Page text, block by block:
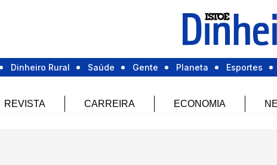
Dinheiro Rural Saúde Gente Planeta Esportes
REVISTA CARREIRA ECONOMIA